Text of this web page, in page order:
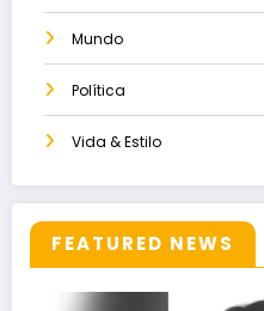
Mundo
Política
Vida & Estilo
FEATURED NEWS